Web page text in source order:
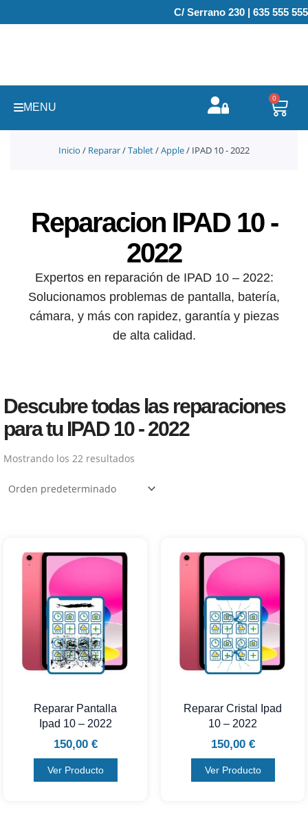
al
C/ Serrano 230 | 635 555 555
MENU
0
Inicio / Reparar/Tablet/Apple/ IPAD 10 - 2022
Reparacion IPAD 10 -
2022
Expertos en reparación de IPAD 10 – 2022:
Solucionamos problemas de pantalla, batería,
cámara, y más con rapidez, garantía y piezas
de alta calidad.
Descubre todas las reparaciones
para tu IPAD 10 - 2022
Mostrando los 22 resultados
Reparar Pantalla
Ipad 10 – 2022
150,00 €
Ver Producto
Reparar Cristal Ipad
10 – 2022
150,00 €
Ver Producto